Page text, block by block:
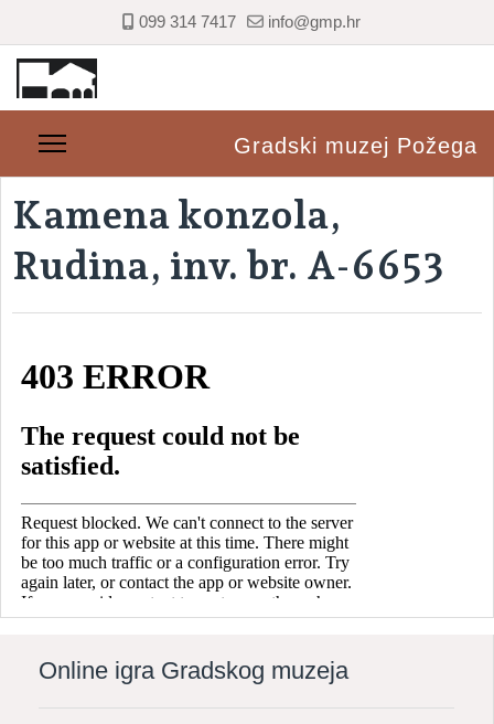
099 314 7417 info@gmp.hr
Gradski muzej Požega
Kamena konzola,
Rudina, inv. br. A-6653
Online igra Gradskog muzeja